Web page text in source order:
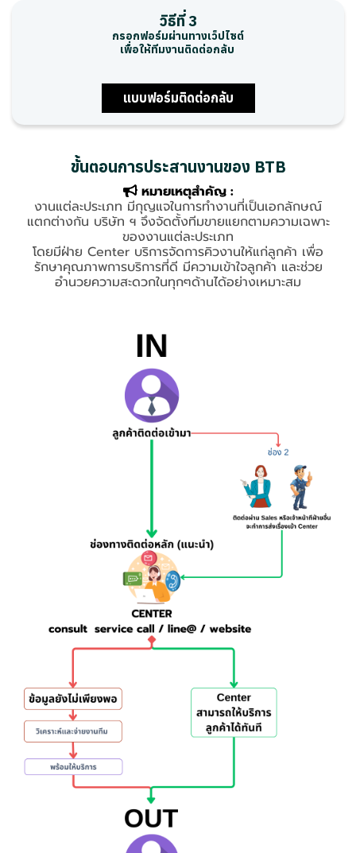
วิธีที่ 3
กรอกฟอร์มผ่านทางเว็ปไซต์
เพื่อให้ทีมงานติดต่อกลับ
แบบฟอร์มติดต่อกลับ
ขั้นตอนการประสานงานของ BTB
หมายเหตุสำคัญ :
งานแต่ละประเภท มีกุญแจในการทำงานที่เป็นเอกลักษณ์
แตกต่างกัน บริษัท ฯ จึงจัดตั้งทีมขายแยกตามความเฉพาะ
ของงานแต่ละประเภท
โดยมีฝ่าย Center บริการจัดการคิวงานให้แก่ลูกค้า เพื่อ
รักษาคุณภาพการบริการที่ดี มีความเข้าใจลูกค้า และช่วย
อำนวยความสะดวกในทุกๆด้านได้อย่างเหมาะสม